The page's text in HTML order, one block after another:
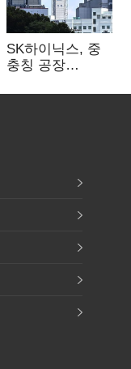
SK하이닉스, 중
충칭 공장
검토?…“확정된